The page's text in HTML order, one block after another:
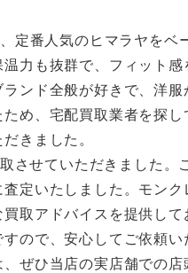
定番人気のヒマラヤを
力も抜群で、フィット
ンド全般が好きで、洋
め、宅配買取業者を探
きました。
させていただきました。
査定いたしました。モン
取アドバイスを提供し
ので、安心してご依頼い
ぜひ当店の実店舗での